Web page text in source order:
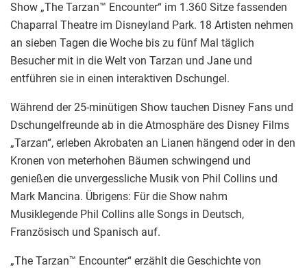
Show „The Tarzan™ Encounter“ im 1.360 Sitze fassenden
Chaparral Theatre im Disneyland Park. 18 Artisten nehmen
an sieben Tagen die Woche bis zu fünf Mal täglich
Besucher mit in die Welt von Tarzan und Jane und
entführen sie in einen interaktiven Dschungel.
Während der 25-minütigen Show tauchen Disney Fans und
Dschungelfreunde ab in die Atmosphäre des Disney Films
„Tarzan“, erleben Akrobaten an Lianen hängend oder in den
Kronen von meterhohen Bäumen schwingend und
genießen die unvergessliche Musik von Phil Collins und
Mark Mancina. Übrigens: Für die Show nahm
Musiklegende Phil Collins alle Songs in Deutsch,
Französisch und Spanisch auf.
„The Tarzan™ Encounter“ erzählt die Geschichte von